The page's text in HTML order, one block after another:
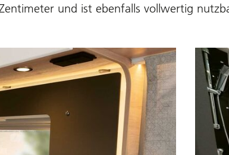
und ist ebenfalls vollwertig